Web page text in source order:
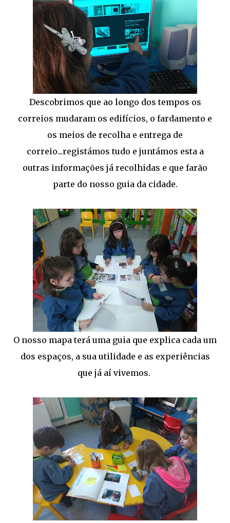
Descobrimos que ao longo dos tempos os
correios mudaram os edifícios, o fardamento e
os meios de recolha e entrega de
correio...registámos tudo e juntámos esta a
outras informações já recolhidas e que farão
parte do nosso guia da cidade.
O nosso mapa terá uma guia que explica cada um
dos espaços, a sua utilidade e as experiências
que já aí vivemos.